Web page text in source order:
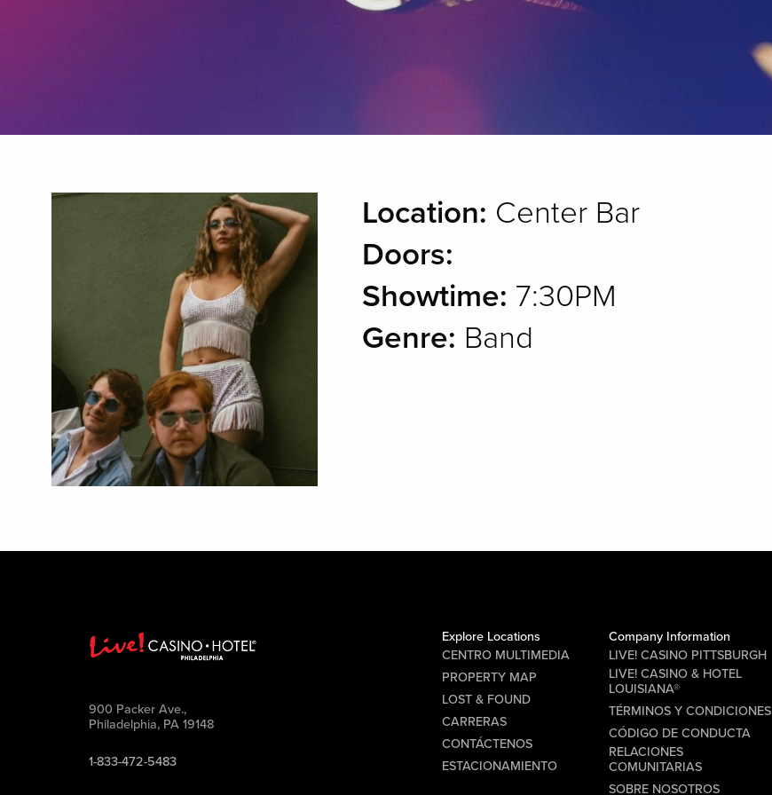
Location: Center Bar
Doors:
Showtime: 7:30PM
Genre: Band
900 Packer Ave.,
Philadelphia, PA 19148
1-833-472-5483
Explore Locations
CENTRO MULTIMEDIA
PROPERTY MAP
LOST & FOUND
CARRERAS
CONTÁCTENOS
ESTACIONAMIENTO
Company Information
LIVE! CASINO PITTSBURGH
LIVE! CASINO & HOTEL
LOUISIANA®
TÉRMINOS Y CONDICIONES
CÓDIGO DE CONDUCTA
RELACIONES
COMUNITARIAS
SOBRE NOSOTROS